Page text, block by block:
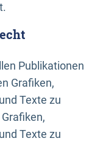
Publikationen
Grafiken,
Texte zu
Texte zu